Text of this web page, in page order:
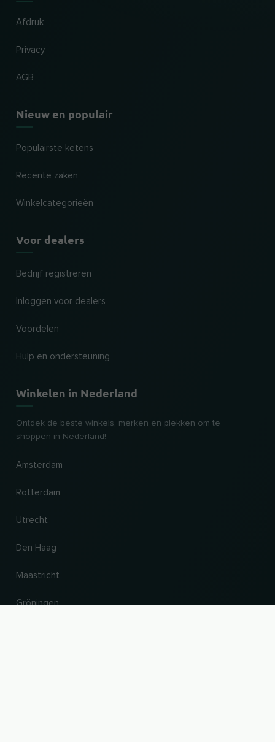
Afdruk
Privacy
AGB
Nieuw en populair
Populairste ketens
Recente zaken
Winkelcategorieën
Voor dealers
Bedrijf registreren
Inloggen voor dealers
Voordelen
Hulp en ondersteuning
Winkelen in Nederland
Ontdek de beste winkels, merken en plekken om te
shoppen in Nederland!
Amsterdam
Rotterdam
Utrecht
Den Haag
Maastricht
Gröningen